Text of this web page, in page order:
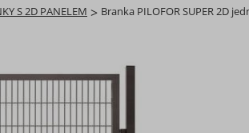
S 2D PANELEM > Branka PILOFOR SUPER 2D